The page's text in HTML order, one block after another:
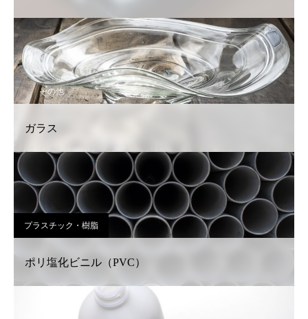
その他
ガラス
プラスチック・樹脂
ポリ塩化ビニル（PVC）